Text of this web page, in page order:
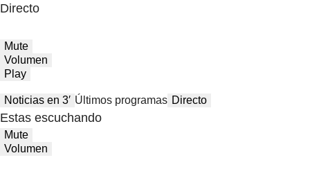
Directo
Mute
Volumen
Play
Noticias en 3′ Últimos programas Directo
Estas escuchando
Mute
Volumen